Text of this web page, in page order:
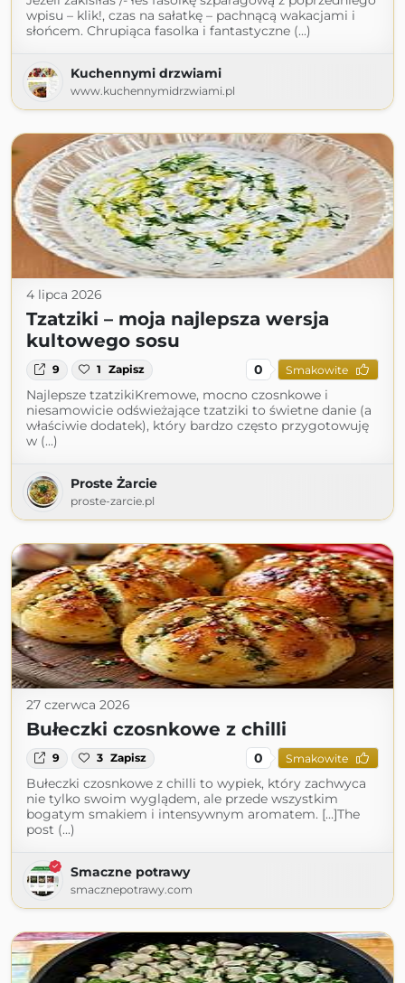
wpisu – klik!, czas na sałatkę – pachnącą wakacjami i
słońcem. Chrupiąca fasolka i fantastyczne (...)
Kuchennymi drzwiami
www.kuchennymidrzwiami.pl
4 lipca 2026
Tzatziki – moja najlepsza wersja
kultowego sosu
9 1 Zapisz 0 Smakowite
Najlepsze tzatzikiKremowe, mocno czosnkowe i
niesamowicie odświeżające tzatziki to świetne danie (a
właściwie dodatek), który bardzo często przygotowuję
w (...)
Proste Żarcie
proste-zarcie.pl
27 czerwca 2026
Bułeczki czosnkowe z chilli
9 3 Zapisz 0 Smakowite
Bułeczki czosnkowe z chilli to wypiek, który zachwyca
nie tylko swoim wyglądem, ale przede wszystkim
bogatym smakiem i intensywnym aromatem. […]The
post (...)
Smaczne potrawy
smacznepotrawy.com